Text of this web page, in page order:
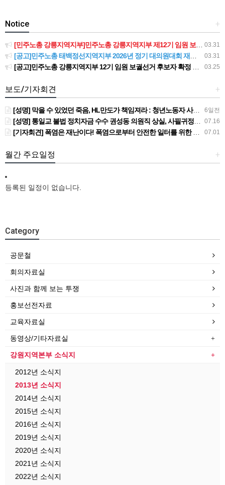
+
Notice
03.31
[민주노총 강릉지역지부]민주노총 강릉지역지부 제12기 임원 보궐선거결과 공고
03.31
[공고]민주노총 태백정선지역지부 2026년 정기 대의원대회 재소집 건
03.25
[공고]민주노총 강릉지역지부 12기 임원 보궐선거 후보자 확정 공고
+
보도/기자회견
6일전
[성명] 막을 수 있었던 죽음, HL만도가 책임져라 : 청년노동자 사망사고의 철저한 진상규명과 재발방지 대책 마련하라
07.16
[성명] 통일교 불법 정치자금 수수 권성동 의원직 상실, 사필귀정이다
07.01
[기자회견] 폭염은 재난이다! 폭염으로부터 안전한 일터를 위한 민주노총 강원지역본부 폭염감시단 선포 기자회견
+
월간 주요일정
등록된 일정이 없습니다.
Category
공문철
회의자료실
사진과 함께 보는 투쟁
홍보선전자료
교육자료실
동영상/기타자료실
강원지역본부 소식지
2012년 소식지
2013년 소식지
2014년 소식지
2015년 소식지
2016년 소식지
2019년 소식지
2020년 소식지
2021년 소식지
2022년 소식지